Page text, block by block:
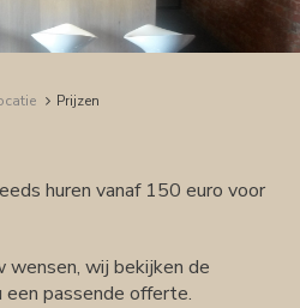
Prijzen
huren vanaf 150 euro voor
wensen, wij bekijken de
passende offerte.